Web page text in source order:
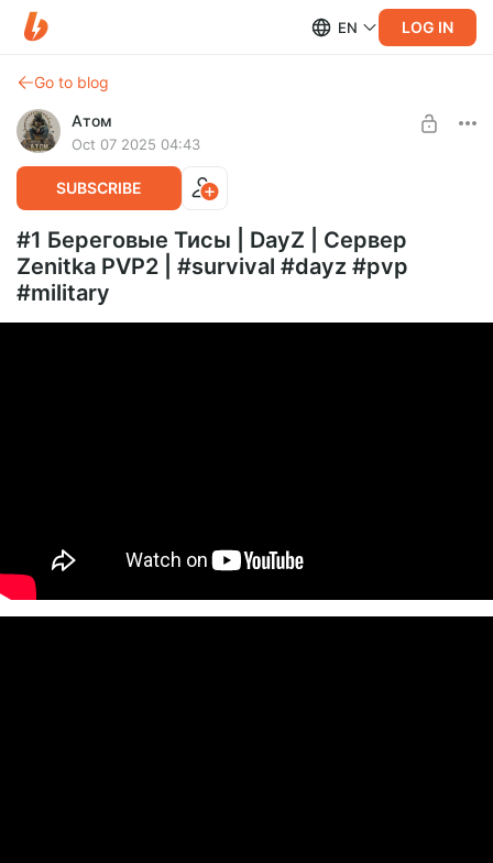
EN LOG IN
Go to blog
Атом
Oct 07 2025 04:43
SUBSCRIBE
#1 Береговые Тисы | DayZ | Сервер
Zenitka PVP2 | #survival #dayz #pvp
#military